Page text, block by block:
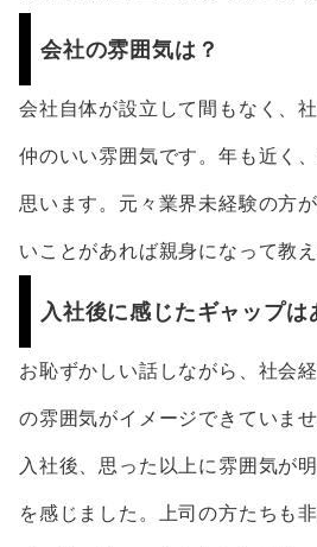
会社の雰囲気は？
会社自体が設立して間もなく、
仲のいい雰囲気です。年も近く
思います。元々業界未経験の方
いことがあれば親身になって教
入社後に感じたギャップは
お恥ずかしい話しながら、社会
の雰囲気がイメージできていま
入社後、思った以上に雰囲気が
を感じました。上司の方たちも